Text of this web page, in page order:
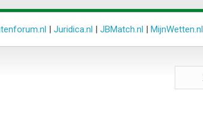
| Juridica.nl | JBMatch.nl | MijnWetten.nl